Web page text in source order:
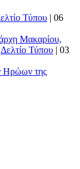
Τύπου | 06
Μακαρίου,
Δελτίο Τύπου | 03
Ηρώων της